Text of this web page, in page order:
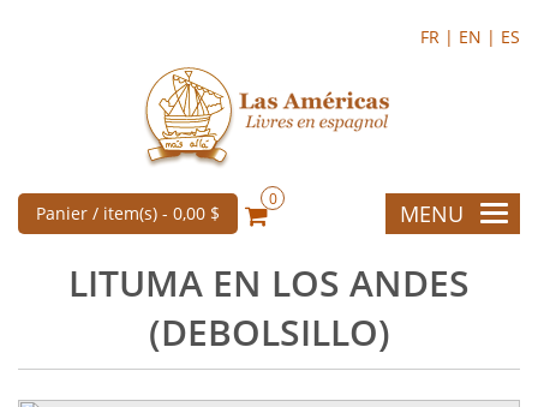
FR | EN | ES
Panier / item(s) - 0,00 $
0
MENU
LITUMA EN LOS ANDES
(DEBOLSILLO)